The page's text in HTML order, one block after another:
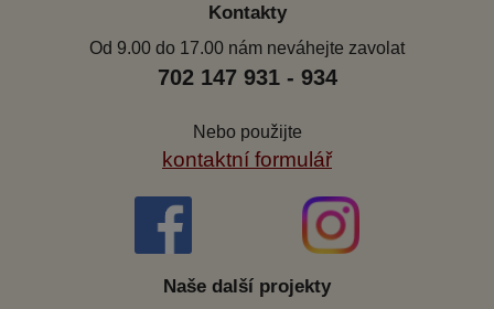
Kontakty
Od 9.00 do 17.00 nám neváhejte zavolat
702 147 931 - 934
Nebo použijte
kontaktní formulář
Naše další projekty